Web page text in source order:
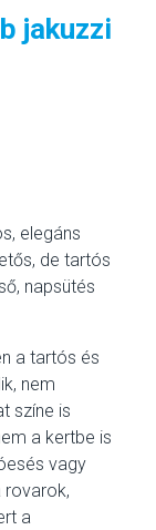
jakuzzi
elegáns
de tartós
napsütés
a tartós és
nem
színe is
a kertbe is
vagy
rovarok,
a